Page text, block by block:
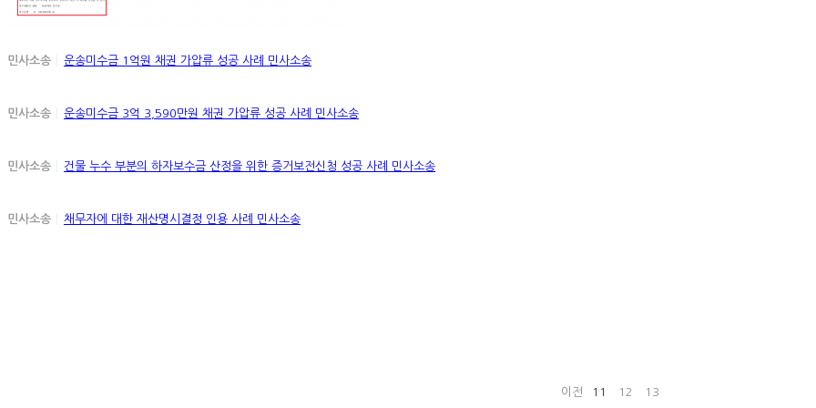
민사소송 운송미수금 1억원 채권 가압류 성공 사례 민사소송
민사소송 운송미수금 3억 3,590만원 채권 가압류 성공 사례 민사소송
민사소송 건물 누수 부분의 하자보수금 산정을 위한 증거보전신청 성공 사례 민사소송
민사소송 채무자에 대한 재산명시결정 인용 사례 민사소송
이전 11 12 13